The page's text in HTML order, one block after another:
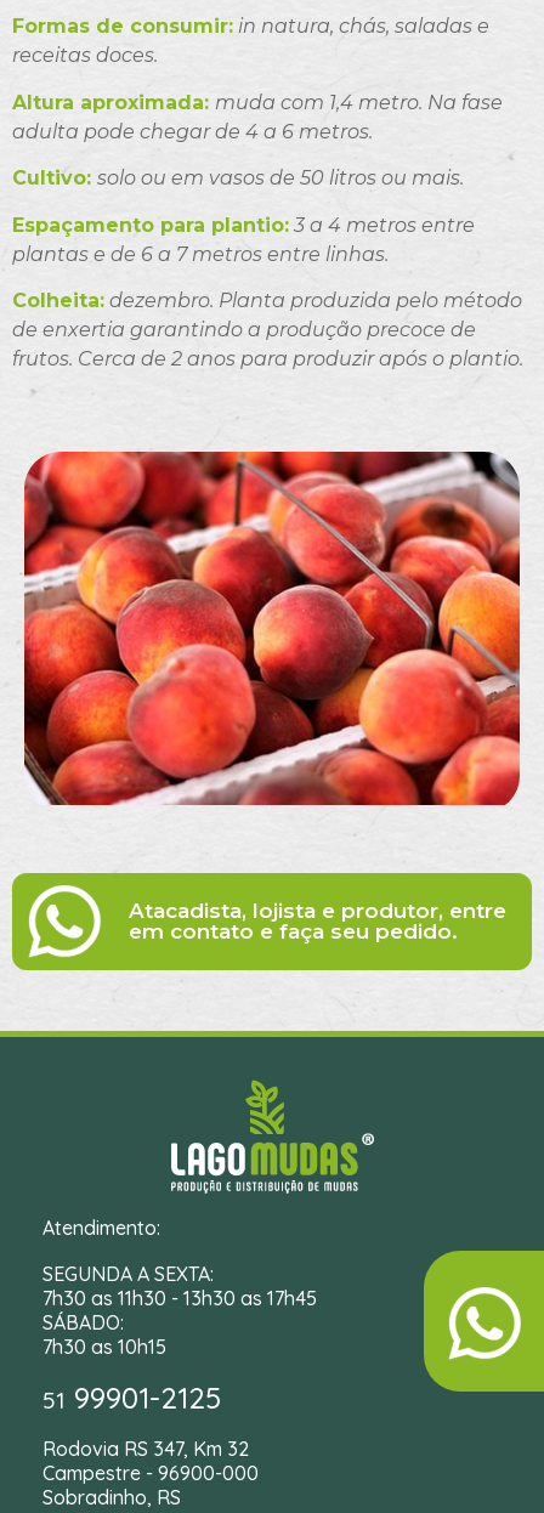
Formas de consumir: in natura, chás, saladas e
receitas doces.
Altura aproximada: muda com 1,4 metro. Na fase
adulta pode chegar de 4 a 6 metros.
Cultivo: solo ou em vasos de 50 litros ou mais.
Espaçamento para plantio:3 a 4 metros entre
plantas e de 6 a 7 metros entre linhas.
Colheita: dezembro. Planta produzida pelo método
de enxertia garantindo a produção precoce de
frutos. Cerca de 2 anos para produzir após o plantio.
Atacadista, lojista e produtor, entre
em contato e faça seu pedido.
Atendimento:
SEGUNDA A SEXTA:
7h30 as 11h30 - 13h30 as 17h45
SÁBADO:
7h30 as 10h15
51 99901-2125
Rodovia RS 347, Km 32
Campestre - 96900-000
Sobradinho, RS